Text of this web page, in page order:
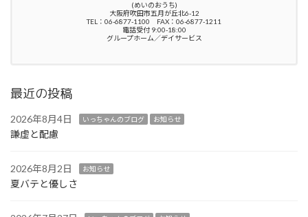
(めいのおうち)
大阪府吹田市五月が丘北6-12
TEL：06-6877-1100 FAX：06-6877-1211
電話受付 9:00-18:00
グループホーム／デイサービス
最近の投稿
2026年8月4日 いっちゃんのブログ お知らせ
謙虚と配慮
2026年8月2日 お知らせ
夏バテと優しさ